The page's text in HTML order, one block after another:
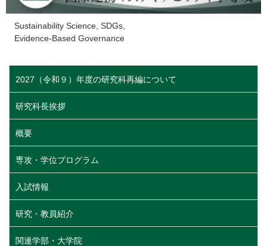
Sustainability Science, SDGs,
Evidence-Based Governance
2027（令和９）年度の研究科再編について
研究科長挨拶
概要
専攻・学位プログラム
入試情報
研究・教員紹介
関連学部・大学院